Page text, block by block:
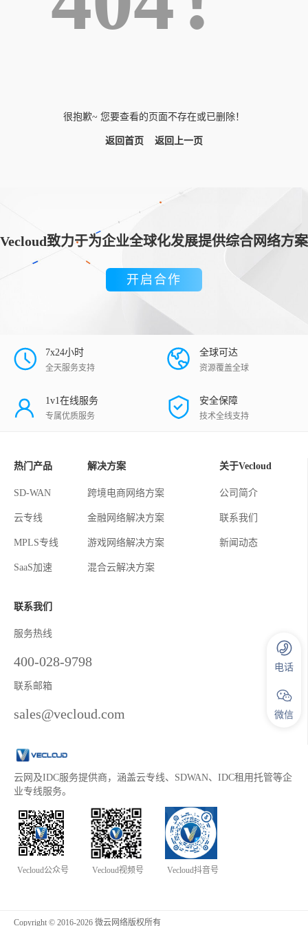
很抱歉~ 您要查看的页面不存在或已删除！
返回首页 返回上一页
Vecloud致力于为企业全球化发展提供综合网络方案
开启合作
7x24小时
全天服务支持
全球可达
资源覆盖全球
1v1在线服务
专属优质服务
安全保障
技术全线支持
热门产品
SD-WAN
云专线
MPLS专线
SaaS加速
解决方案
跨境电商网络方案
金融网络解决方案
游戏网络解决方案
混合云解决方案
关于Vecloud
公司简介
联系我们
新闻动态
联系我们
服务热线
400-028-9798
联系邮箱
sales@vecloud.com
云网及IDC服务提供商，涵盖云专线、SDWAN、IDC租用托管等企
业专线服务。
Vecloud公众号 Vecloud视频号 Vecloud抖音号
Copyright © 2016-2026 微云网络版权所有
电话
微信